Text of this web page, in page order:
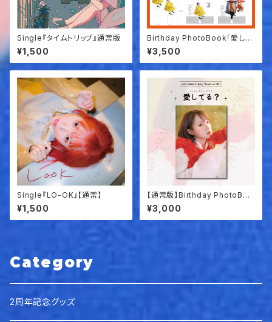
Single『タイムトリップ』通常版
¥1,500
Birthday PhotoBook「愛して
る？」アクリルスタンドセット
¥3,500
Single『LO-OK』【通常】
¥1,500
【通常版】Birthday PhotoBoo
k「愛してる？」
¥3,000
Category
2周年記念グッズ